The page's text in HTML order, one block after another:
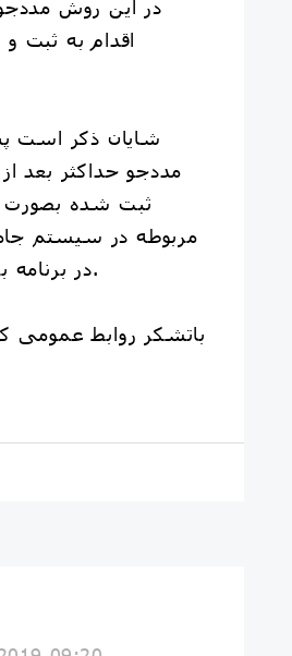
در این روش
شایان ذکر است
مددجو حداکثر
ثبت شده بصورت
مربوطه در سیستم
در برنامه بررسی و اقدام قرار میگیرند.
باتشکر روابط عمومی